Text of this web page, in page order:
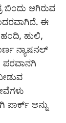
ಬಿಂದು ಆಗಿರುವ
ಈ
ಹಂದಿ, ಹುಲಿ,
ನ್ಯಾಷನಲ್‌
ಪರವಾನಗಿ
ಪಾರ್ಕ್ ಅನ್ನು